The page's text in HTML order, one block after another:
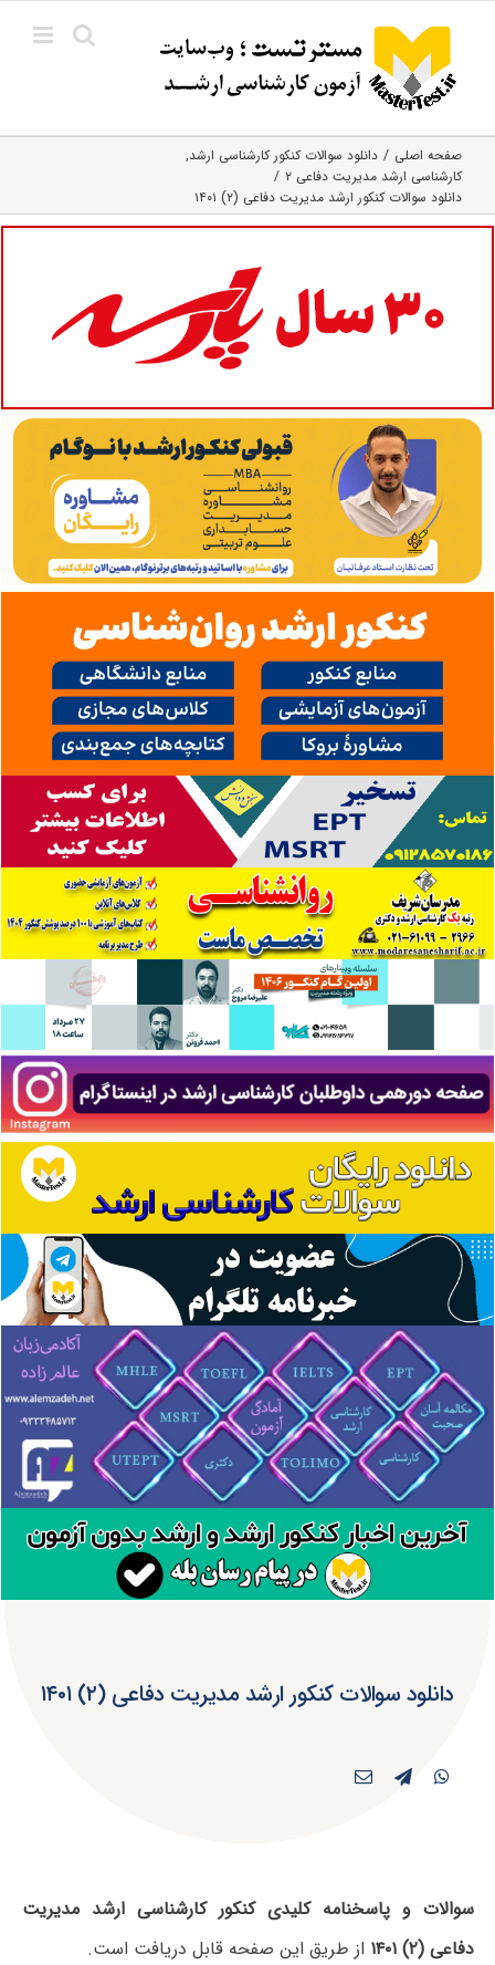
content
صفحه اصلی
دانلود سوالات کنکور کارشناسی ارشد
کارشناسی ارشد مدیریت دفاعی ۲
دانلود سوالات کنکور ارشد مدیریت دفاعی (۲) ۱۴۰۱
دانلود سوالات کنکور ارشد مدیریت دفاعی (۲) ۱۴۰۱
سوالات و پاسخنامه کلیدی کنکور کارشناسی ارشد مدیریت
دفاعی (۲) ۱۴۰۱
از طریق این صفحه قابل دریافت است.